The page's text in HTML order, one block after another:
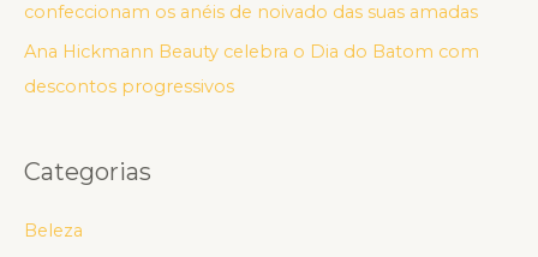
confeccionam os anéis de noivado das suas amadas
Ana Hickmann Beauty celebra o Dia do Batom com
descontos progressivos
Categorias
Beleza